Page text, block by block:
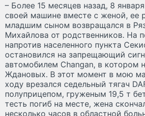
– Более 15 месяцев назад, 8
своей машине вместе с женой, ее
младшим сыном возвращался в
Михайлова от родственников. На
напротив населенного пункта
остановился на запрещающий
автомобилем Changan, в котором
Ждановых. В этот момент в мою
ходу врезался седельный тягач
полуприцепом, груженым 19,5 т
тесть погиб на месте, жена
несколько часов в областной